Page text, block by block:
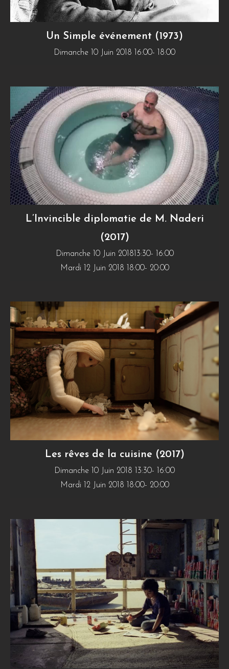
Un Simple événement (1973)
Dimanche 10 Juin 2018 16:00- 18:00
L’Invincible diplomatie de M. Naderi
(2017)
Dimanche 10 Juin 201813:30- 16:00
Mardi 12 Juin 2018 18:00- 20:00
Les rêves de la cuisine (2017)
Dimanche 10 Juin 2018 13:30- 16:00
Mardi 12 Juin 2018 18:00- 20:00